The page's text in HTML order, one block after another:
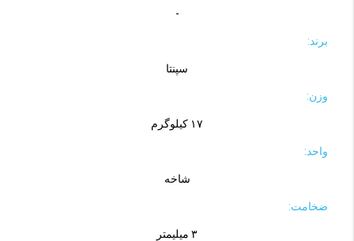
-
برند:
سپنتا
وزن:
۱۷ کیلوگرم
واحد:
شاخه
ضخامت:
۳ میلیمتر